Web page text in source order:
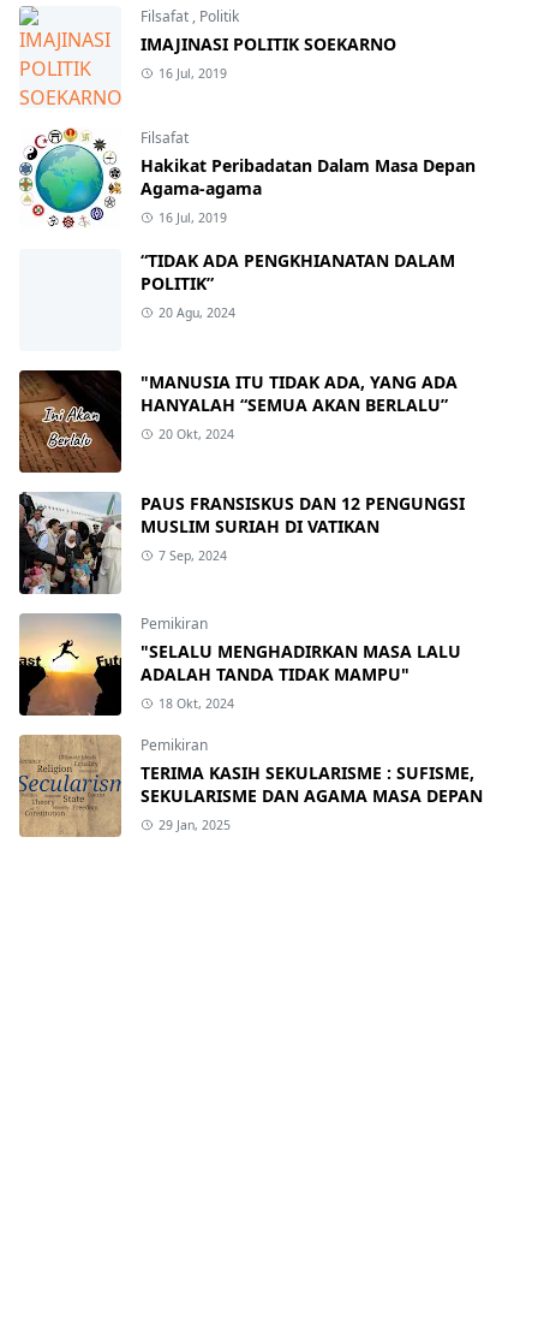
Filsafat , Politik
IMAJINASI POLITIK SOEKARNO
16 Jul, 2019
Filsafat
Hakikat Peribadatan Dalam Masa Depan
Agama-agama
16 Jul, 2019
“TIDAK ADA PENGKHIANATAN DALAM
POLITIK”
20 Agu, 2024
"MANUSIA ITU TIDAK ADA, YANG ADA
HANYALAH “SEMUA AKAN BERLALU”
20 Okt, 2024
PAUS FRANSISKUS DAN 12 PENGUNGSI
MUSLIM SURIAH DI VATIKAN
7 Sep, 2024
Pemikiran
"SELALU MENGHADIRKAN MASA LALU
ADALAH TANDA TIDAK MAMPU"
18 Okt, 2024
Pemikiran
TERIMA KASIH SEKULARISME : SUFISME,
SEKULARISME DAN AGAMA MASA DEPAN
29 Jan, 2025